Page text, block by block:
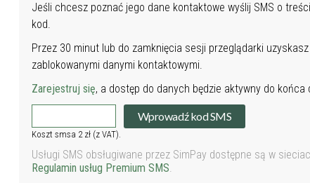
Jeśli chcesz poznać jego dane kontaktowe wyślij SMS o treści
kod.
Przez 30 minut lub do zamknięcia sesji przeglądarki
zablokowanymi danymi kontaktowymi.
Zarejestruj się, a dostęp do danych będzie aktywny do końca
Wprowadź kod SMS
Koszt smsa 2 zł (z VAT).
Usługi SMS obsługiwane przez SimPay dostępne są w
Regulamin usług Premium SMS.